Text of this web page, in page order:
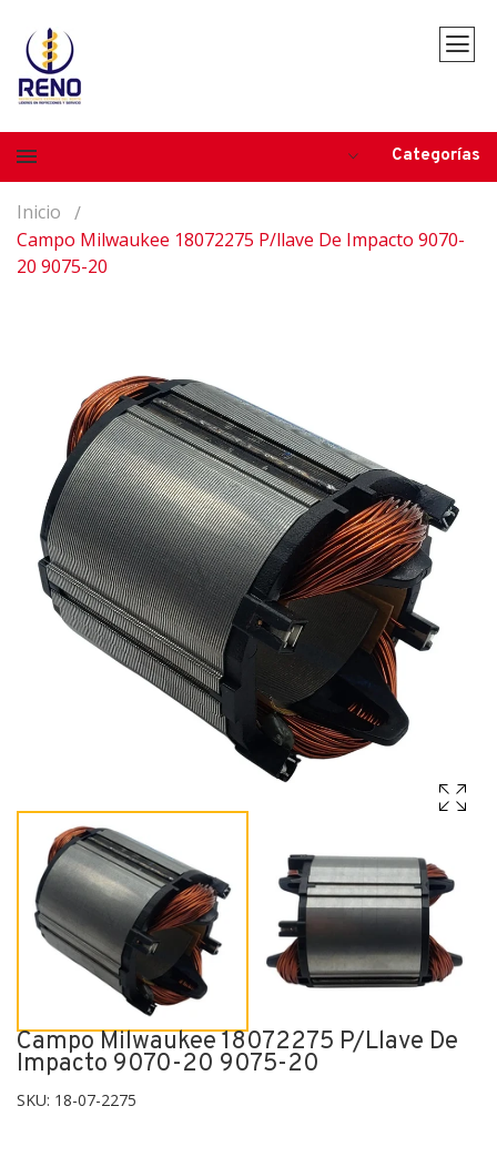
Categorías
Inicio
Campo Milwaukee 18072275 P/llave De Impacto 9070-
20 9075-20
Campo Milwaukee 18072275 P/llave De
Impacto 9070-20 9075-20
SKU: 18-07-2275